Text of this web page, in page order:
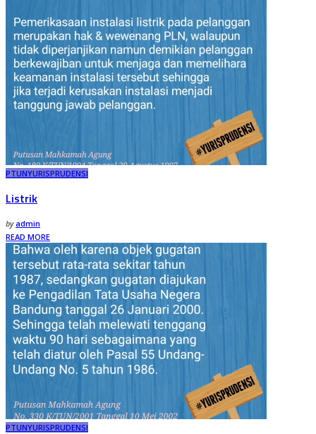
PTUNYURISPRUDENSI
Listrik
byadmin
READ MORE
PTUNYURISPRUDENSI